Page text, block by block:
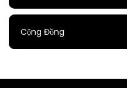
Cộng Đồng